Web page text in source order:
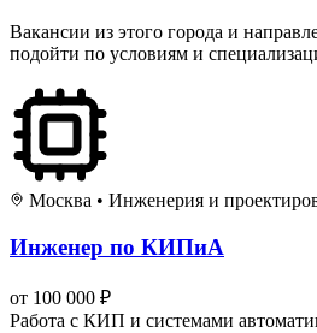
Вакансии из этого города и
подойти по условиям и
Москва • Инженерия и
Инженер по КИПиА
от 100 000 ₽
Работа с КИП и системами